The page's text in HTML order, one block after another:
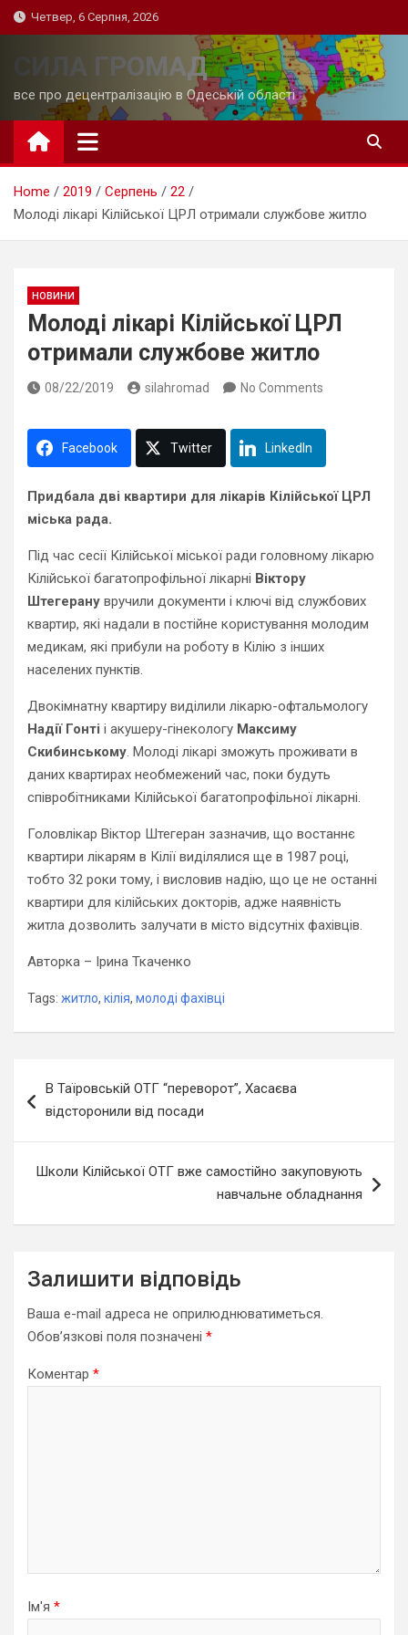
Skip
to
Четвер, 6 Серпня, 2026
СИЛА ГРОМАД
все про децентралізацію в Одеській області
Home 2019 Серпень
22
Молоді лікарі Кілійської ЦРЛ отримали службове житло
НОВИНИ
Молоді лікарі Кілійської ЦРЛ
отримали службове житло
08/22/2019 silahromad No Comments
Facebook Twitter LinkedIn
Придбала дві квартири для лікарів Кілійської ЦРЛ
міська рада.
Під час сесії Кілійської міської ради головному лікарю
Кілійської багатопрофільної лікарні Віктору
Штегерану вручили документи і ключі від службових
квартир, які надали в постійне користування молодим
медикам, які прибули на роботу в Кілію з інших
населених пунктів.
Двокімнатну квартиру виділили лікарю-офтальмологу
Надії Гонті і акушеру-гінекологу Максиму
Скибинському. Молоді лікарі зможуть проживати в
даних квартирах необмежений час, поки будуть
співробітниками Кілійської багатопрофільної лікарні.
Головлікар Віктор Штегеран зазначив, що востаннє
квартири лікарям в Кілії виділялися ще в 1987 році,
тобто 32 роки тому, і висловив надію, що це не останні
квартири для кілійських докторів, адже наявність
житла дозволить залучати в місто відсутніх фахівців.
Авторка – Ірина Ткаченко
Tags: житло, кілія, молоді фахівці
записів
В Таїровській ОТГ “переворот”, Хасаєва
відсторонили від посади
Школи Кілійської ОТГ вже самостійно закуповують
навчальне обладнання
Залишити відповідь
Ваша e-mail адреса не оприлюднюватиметься.
Обов’язкові поля позначені *
Коментар *
Ім'я *